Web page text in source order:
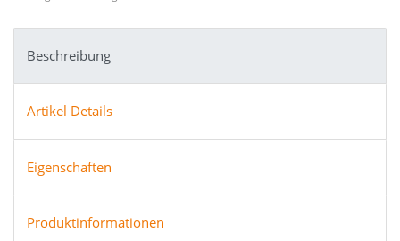
Beschreibung
Artikel Details
Eigenschaften
Produktinformationen